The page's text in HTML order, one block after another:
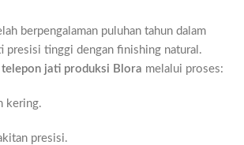
berpengalaman puluhan tahun dalam
presisi tinggi dengan finishing natural.
jati produksi Blora melalui proses:
kering.
presisi.